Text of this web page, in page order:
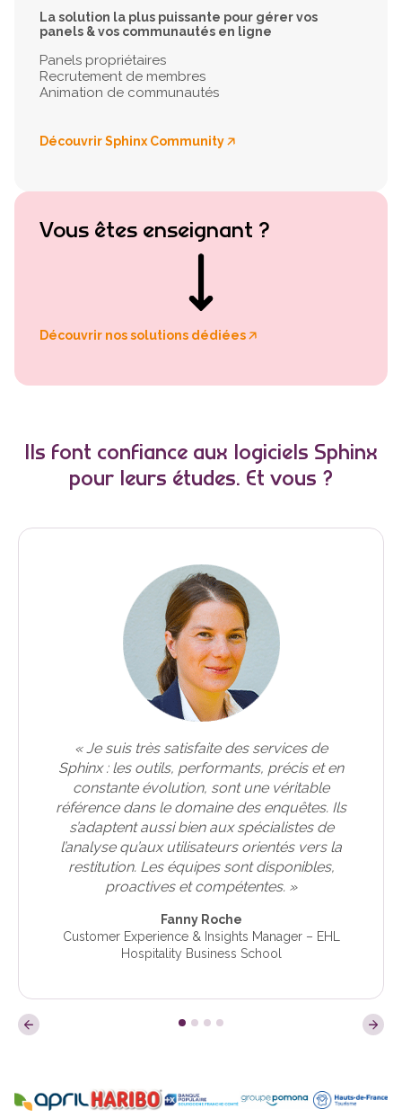
La solution la plus puissante pour gérer vos
panels & vos communautés en ligne
Panels propriétaires
Recrutement de membres
Animation de communautés
Découvrir Sphinx Community🡥
Vous êtes enseignant ?
Découvrir nos solutions dédiées🡥
Ils font confiance aux logiciels Sphinx
pour leurs études. Et vous ?
« Je suis très satisfaite des services de
Sphinx : les outils, performants, précis et en
constante évolution, sont une véritable
référence dans le domaine des enquêtes. Ils
s’adaptent aussi bien aux spécialistes de
l’analyse qu’aux utilisateurs orientés vers la
restitution. Les équipes sont disponibles,
proactives et compétentes. »
Fanny Roche
Customer Experience & Insights Manager – EHL
Hospitality Business School